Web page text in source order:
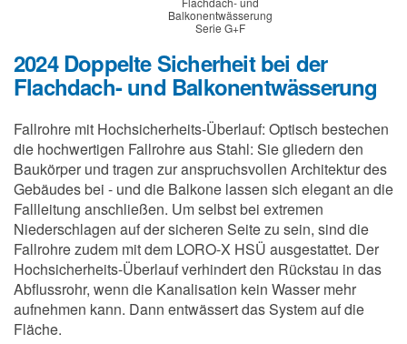
Balkonentwässerung
Serie G+F
2024 Doppelte Sicherheit bei der
Flachdach- und Balkonentwässerung
Fallrohre mit Hochsicherheits-Überlauf: Optisch bestechen
die hochwertigen Fallrohre aus Stahl: Sie gliedern den
Baukörper und tragen zur anspruchsvollen Architektur des
Gebäudes bei - und die Balkone lassen sich elegant an die
Fallleitung anschließen. Um selbst bei extremen
Niederschlagen auf der sicheren Seite zu sein, sind die
Fallrohre zudem mit dem LORO-X HSÜ ausgestattet. Der
Hochsicherheits-Überlauf verhindert den Rückstau in das
Abflussrohr, wenn die Kanalisation kein Wasser mehr
aufnehmen kann. Dann entwässert das System auf die
Fläche.